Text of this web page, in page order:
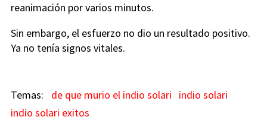
reanimación por varios minutos.
Sin embargo, el esfuerzo no dio un resultado positivo.
Ya no tenía signos vitales.
de que murio el indio solari
indio solari
indio solari exitos